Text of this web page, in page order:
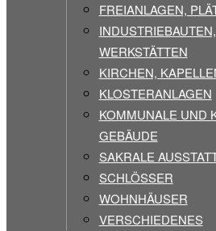
FREIANLAGEN,
INDUSTRIEBAUTEN,
WERKSTÄTTEN
KIRCHEN,
KLOSTERANLAGEN
KOMMUNALE UND
GEBÄUDE
SAKRALE
SCHLÖSSER
WOHNHÄUSER
VERSCHIEDENES